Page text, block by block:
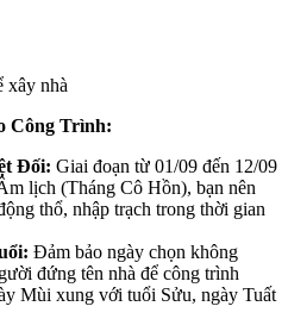
xây nhà
Công Trình:
Đối: Giai đoạn từ 01/09 đến 12/09
lịch (Tháng Cô Hồn), bạn nên
thổ, nhập trạch trong thời gian
Đảm bảo ngày chọn không
đứng tên nhà để công trình
Mùi xung với tuổi Sửu, ngày Tuất